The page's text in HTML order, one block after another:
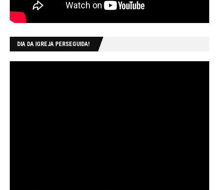
DIA DA IGREJA PERSEGUIDA!